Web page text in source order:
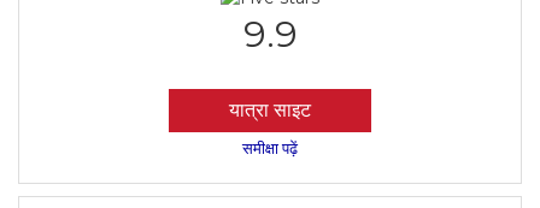
9.9
यात्रा साइट
समीक्षा पढ़ें